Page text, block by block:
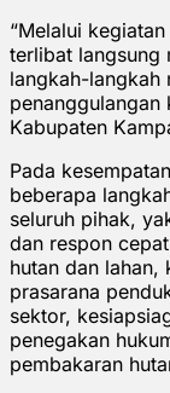
“Melalui
terlibat langsung
langkah-langkah
penanggulangan
Kabupaten
Pada
beberapa
seluruh pihak,
dan respon
hutan dan lahan,
prasarana
sektor,
penegakan
pembakaran